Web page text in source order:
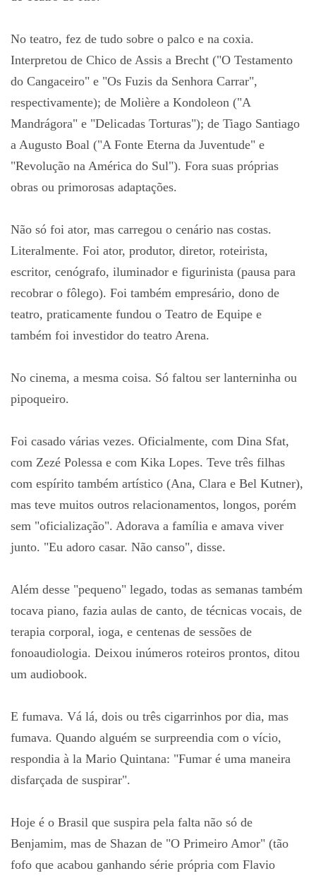
No teatro, fez de tudo sobre o palco e na coxia.
Interpretou de Chico de Assis a Brecht ("O Testamento
do Cangaceiro" e "Os Fuzis da Senhora Carrar",
respectivamente); de Molière a Kondoleon ("A
Mandrágora" e "Delicadas Torturas"); de Tiago Santiago
a Augusto Boal ("A Fonte Eterna da Juventude" e
"Revolução na América do Sul"). Fora suas próprias
obras ou primorosas adaptações.
Não só foi ator, mas carregou o cenário nas costas.
Literalmente. Foi ator, produtor, diretor, roteirista,
escritor, cenógrafo, iluminador e figurinista (pausa para
recobrar o fôlego). Foi também empresário, dono de
teatro, praticamente fundou o Teatro de Equipe e
também foi investidor do teatro Arena.
No cinema, a mesma coisa. Só faltou ser lanterninha ou
pipoqueiro.
Foi casado várias vezes. Oficialmente, com Dina Sfat,
com Zezé Polessa e com Kika Lopes. Teve três filhas
com espírito também artístico (Ana, Clara e Bel Kutner),
mas teve muitos outros relacionamentos, longos, porém
sem "oficialização". Adorava a família e amava viver
junto. "Eu adoro casar. Não canso", disse.
Além desse "pequeno" legado, todas as semanas também
tocava piano, fazia aulas de canto, de técnicas vocais, de
terapia corporal, ioga, e centenas de sessões de
fonoaudiologia. Deixou inúmeros roteiros prontos, ditou
um audiobook.
E fumava. Vá lá, dois ou três cigarrinhos por dia, mas
fumava. Quando alguém se surpreendia com o vício,
respondia à la Mario Quintana: "Fumar é uma maneira
disfarçada de suspirar".
Hoje é o Brasil que suspira pela falta não só de
Benjamim, mas de Shazan de "O Primeiro Amor" (tão
fofo que acabou ganhando série própria com Flavio